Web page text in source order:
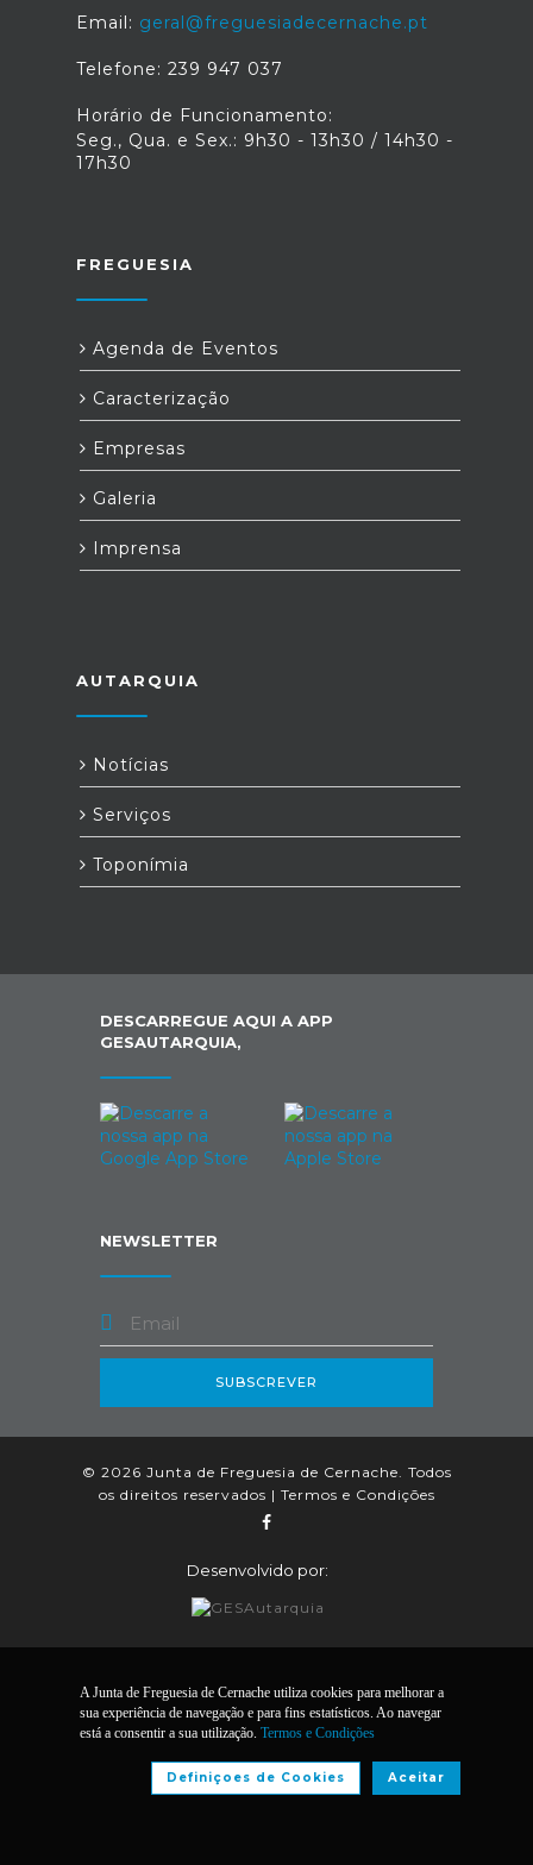
Email: geral@freguesiadecernache.pt
Telefone: 239 947 037
Horário de Funcionamento:
Seg., Qua. e Sex.: 9h30 - 13h30 / 14h30 -
17h30
FREGUESIA
Agenda de Eventos
Caracterização
Empresas
Galeria
Imprensa
AUTARQUIA
Notícias
Serviços
Toponímia
DESCARREGUE AQUI A APP
GESAUTARQUIA,
NEWSLETTER
SUBSCREVER
© 2026 Junta de Freguesia de Cernache. Todos
os direitos reservados | Termos e Condições
Desenvolvido por:
A Junta de Freguesia de Cernache utiliza cookies para melhorar a
sua experiência de navegação e para fins estatísticos. Ao navegar
está a consentir a sua utilização. Termos e Condições
Aceitar
Definiçoes de Cookies